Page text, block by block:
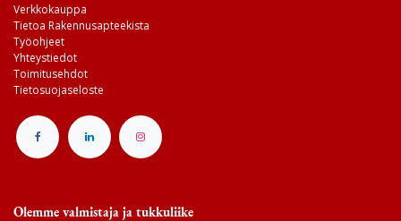
Verkkokauppa
Tietoa Rakennusapteekista
Työohjeet
Yhteystiedot
Toimitusehdot
Tietosuojaseloste
Olemme valmistaja ja tukkuliike